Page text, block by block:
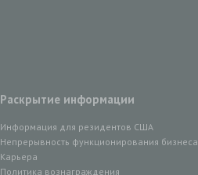
Раскрытие информации
Информация для резидентов США
Непрерывность функционирования бизнеса
Карьера
Политика вознаграждения